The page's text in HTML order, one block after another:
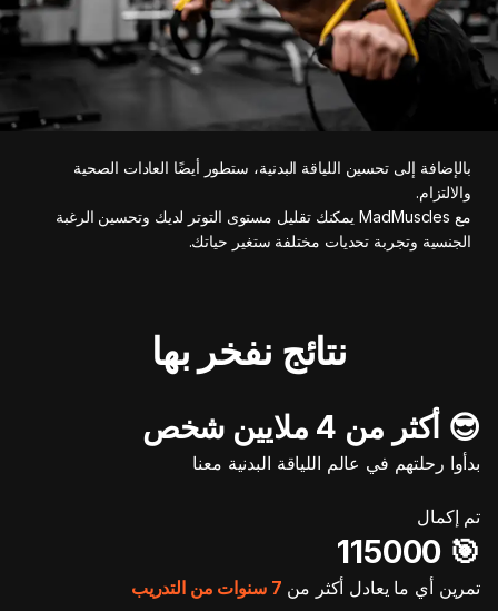
بالإضافة إلى تحسين اللياقة البدنية، ستطور أيضًا العادات الصحية
والالتزام.
مع MadMuscles يمكنك تقليل مستوى التوتر لديك وتحسين الرغبة
الجنسية وتجربة تحديات مختلفة ستغير حياتك.
نتائج نفخر بها
😎 أكثر من 4 ملايين شخص
بدأوا رحلتهم في عالم اللياقة البدنية معنا
تم إكمال
🎯️ 115000
تمرين أي ما يعادل أكثر من 7 سنوات من التدريب